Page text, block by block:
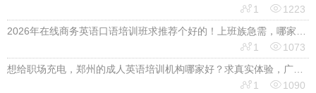
1 1223
2026年在线商务英语口语培训班求推荐个好的！上班族急需，哪家好？
1 1073
想给职场充电，郑州的成人英语培训机构哪家好？求真实体验，广告勿扰，感谢！
1 1090